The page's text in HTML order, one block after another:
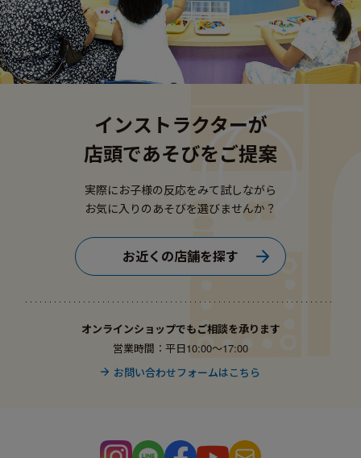
インストラクターが
店頭であそびをご提案
実際にお子様の反応をみて試しながら
お気に入りのあそびを選びませんか？
お近くの店舗を探す
オンラインショップでもご相談を承ります
営業時間：平日10:00〜17:00
お問い合わせフォームはこちら